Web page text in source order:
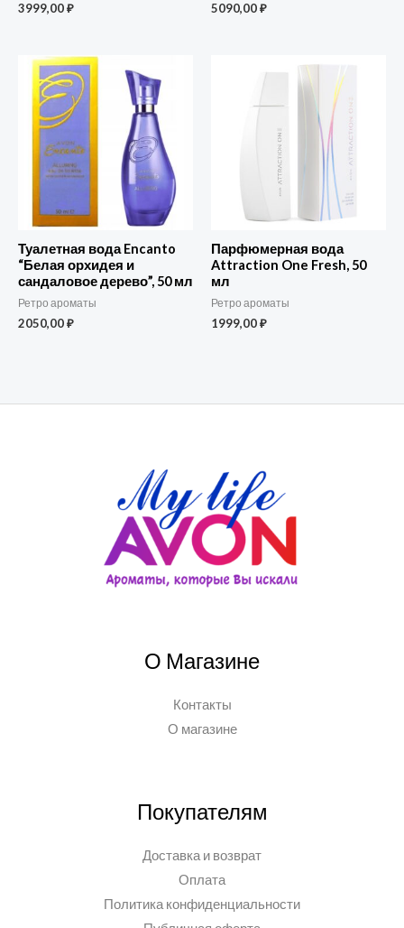
3999,00₽ 5090,00₽
Туалетная вода Encanto
“Белая орхидея и
сандаловое дерево”, 50 мл
Ретро ароматы
2050,00₽
Парфюмерная вода
Attraction One Fresh, 50
мл
Ретро ароматы
1999,00₽
О Магазине
Контакты
О магазине
Покупателям
Доставка и возврат
Оплата
Политика конфиденциальности